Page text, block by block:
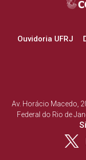
Ouvidoria UFRJ
Av. Horácio Macedo,
Federal do Rio de